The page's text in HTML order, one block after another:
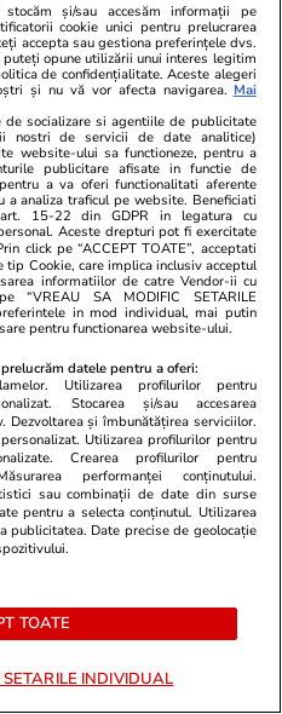
ne
reinventăm
Advertorial
Înscrie-te
voucher de
stocăm și/sau accesăm informații pe
cookie unici pentru prelucrarea
accepta sau gestiona preferințele dvs.
opune utilizării unui interes legitim
de confidențialitate. Aceste alegeri
și nu vă vor afecta navigarea. Mai
socializare si agentiile de publicitate
nostri de servicii de date analitice)
website-ului sa functioneze, pentru a
publicitare afisate in functie de
a va oferi functionalitati aferente
a analiza traficul pe website. Beneficiati
15-22 din GDPR in legatura cu
Aceste drepturi pot fi exercitate
click pe “ACCEPT TOATE”, acceptati
Cookie, care implica inclusiv acceptul
informatiilor de catre Vendor-ii cu
“VREAU SA MODIFIC SETARILE
in mod individual, mai putin
pentru functionarea website-ului.
datele pentru a oferi:
Utilizarea profilurilor pentru
Stocarea și/sau accesarea
Dezvoltarea și îmbunătățirea serviciilor.
Utilizarea profilurilor pentru
Crearea profilurilor pentru
performanței conținutului.
sau combinații de date din surse
pentru a selecta conținutul. Utilizarea
publicitatea. Date precise de geolocație
TOATE
INDIVIDUAL